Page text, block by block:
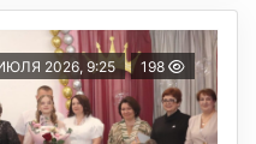
2026, 9:25 198